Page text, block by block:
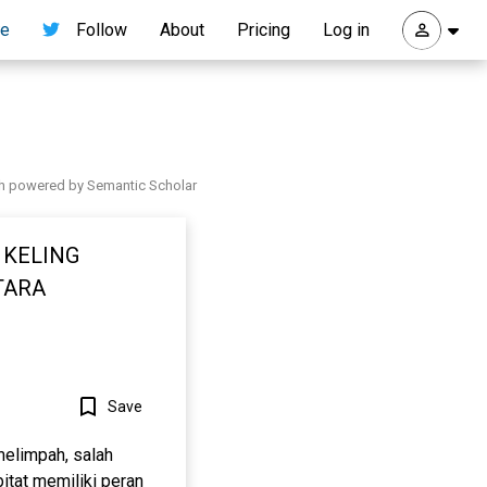
Follow About Pricing Log in
powered by Semantic Scholar
Save
salah
memiliki peran